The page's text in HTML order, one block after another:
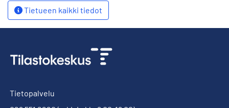
Tietueen kaikki tiedot
Tietopalvelu